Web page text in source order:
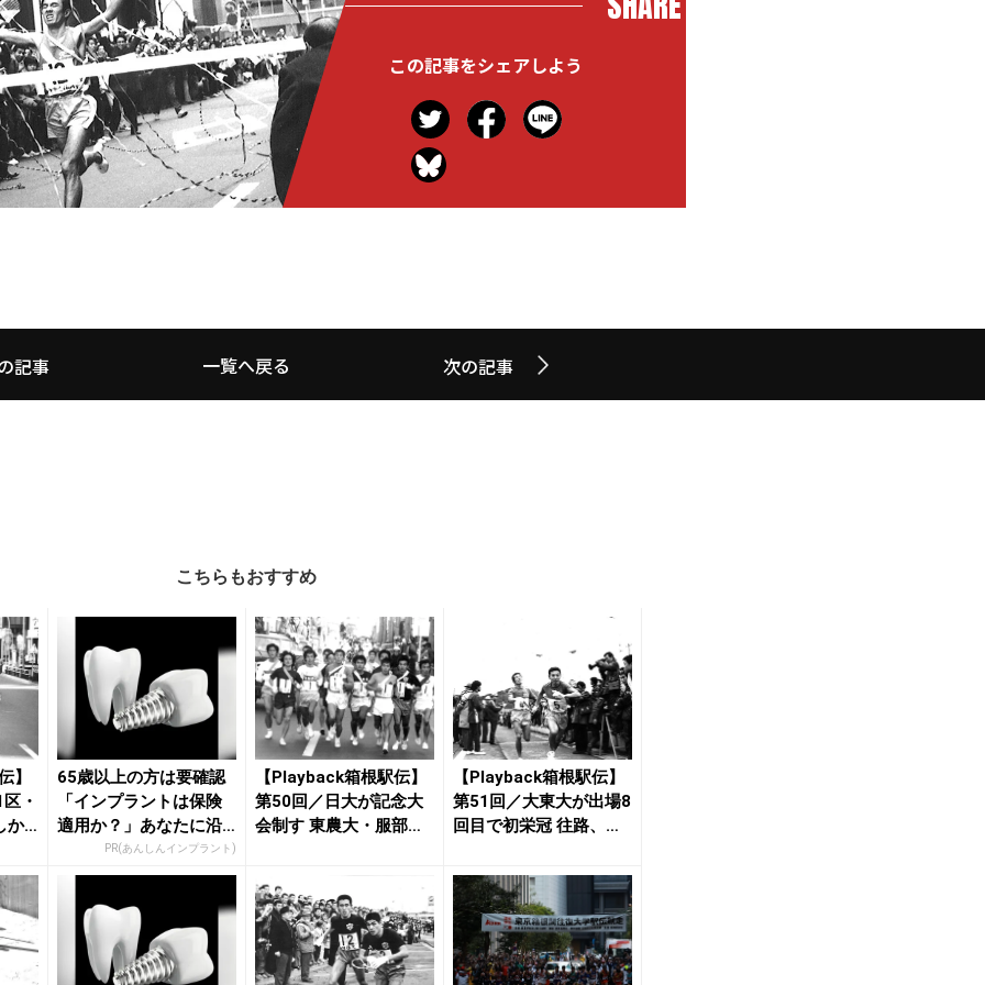
この記事をシェアしよう
記事 一覧へ戻る 次の記事
こちらもおすすめ
】
・
か
65歳以上の方は要確認
「インプラントは保険
適用か？」あなたに沿
った治療法や費用を...
PR(あんしんインプラント)
【Playback箱根駅伝】
第50回／日大が記念大
会制す 東農大・服部誠
【Playback箱根駅伝】
第51回／大東大が出場8
回目で初栄冠 往路、復